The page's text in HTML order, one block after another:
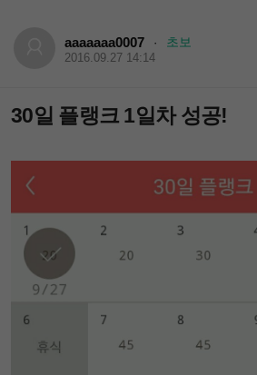
aaaaaaa0007 · 초보
2016.09.27 14:14
30일 플랭크 1일차 성공!